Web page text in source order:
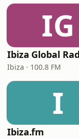
IG
Ibiza Global
Ibiza · 100.8 FM
I
Ibiza.fm